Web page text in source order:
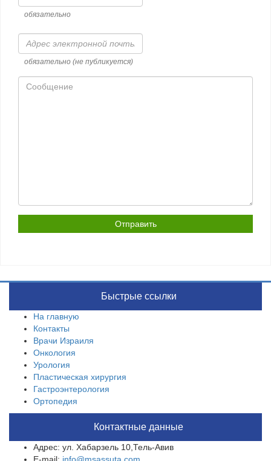
обязательно
Адрес
электронной
почты
обязательно (не публикуется)
Сообщение
Быстрые ссылки
На главную
Контакты
Врачи Израиля
Онкология
Урология
Пластическая хирургия
Гастроэнтерология
Ортопедия
Контактные данные
Адрес: ул. Хабарзель 10,Тель-Авив